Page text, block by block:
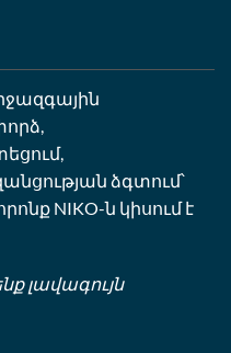
ձգտում՝
NIKO-ն կիսում է
լավագույն